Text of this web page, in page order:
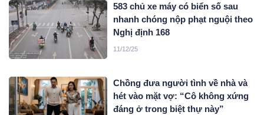
583 chủ xe máy có biển số sau
nhanh chóng nộp phạt nguội theo
Nghị định 168
11/12/25
Chồng đưa người tình về nhà và
hét vào mặt vợ: “Cô không xứng
đáng ở trong biệt thự này”